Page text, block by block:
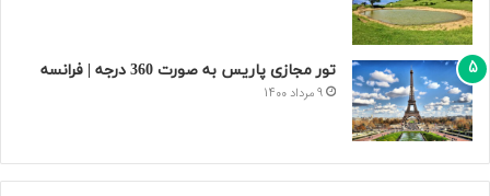
تور مجازی پاریس به صورت 360 درجه | فرانسه
9 مرداد 1400